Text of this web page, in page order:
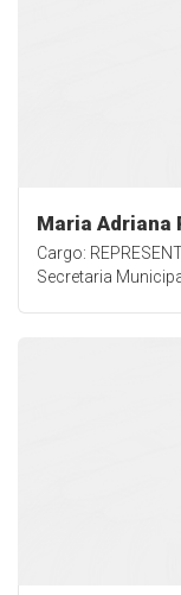
Maria Adriana
Cargo:
Secretaria